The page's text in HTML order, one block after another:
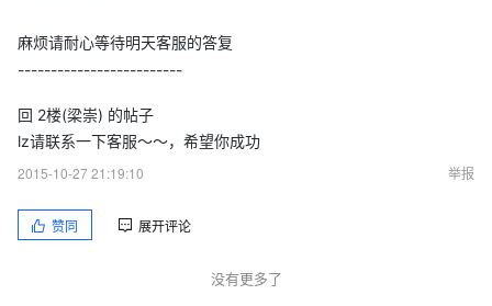
麻烦请耐心等待明天客服的答复
-------------------------
回 2楼(梁崇) 的帖子
lz请联系一下客服～～，希望你成功
2015-10-27 21:19:10
举报
赞同 展开评论
没有更多了